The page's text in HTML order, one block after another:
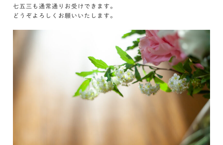
七五三も通常通りお受けできます。
どうぞよろしくお願いいたします。